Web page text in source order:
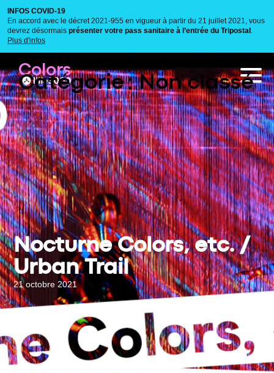
INFOS COVID-19
En accord avec le décret 2021-955 en vigueur à partir du 21 juillet 2021, vous
devrez désormais présenter votre pass sanitaire à l’entrée du Tripostal
Plus d'infos
Colors
Catégorie :Non classé
Nocturne Colors, etc. /
Urban Trail
21 octobre 2021